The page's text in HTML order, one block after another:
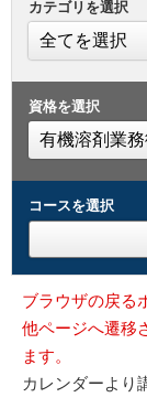
カテゴリを選択
資格を選択
コースを選択
ブラウザの戻る
他ページへ遷移
ます。
カレンダーより